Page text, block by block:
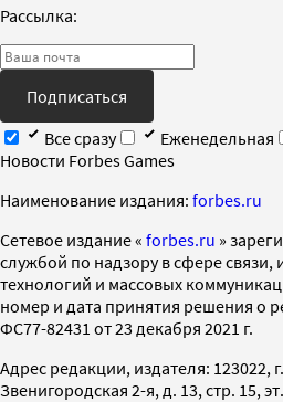
Рассылка:
Подписаться
Все сразу
Еженедельная
Новости Forbes Games
Наименование издания: forbes.ru
Cетевое издание « forbes.ru »
службой по надзору в сфере
технологий и массовых
номер и дата принятия решения о
ФС77-82431 от 23 декабря 2021 г.
Адрес редакции, издателя: 123022,
Звенигородская 2-я, д. 13, стр. 15,